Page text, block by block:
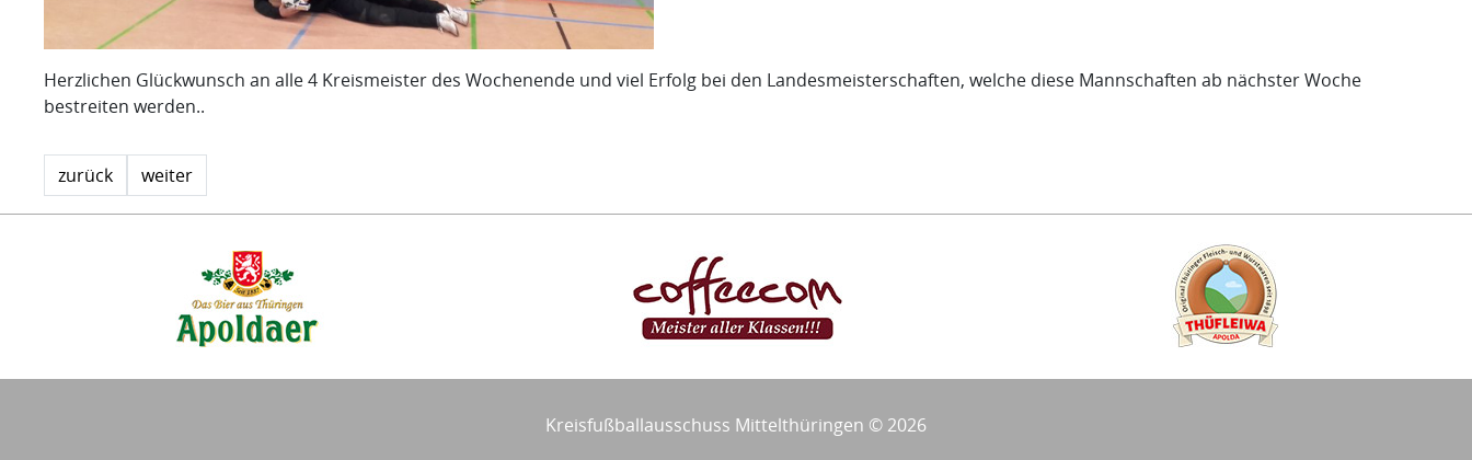
Herzlichen Glückwunsch an alle 4 Kreismeister des Wochenende und viel Erfolg bei den Landesmeisterschaften, welche diese Mannschaften ab nächster Woche
bestreiten werden..
zurück weiter
Kreisfußballausschuss Mittelthüringen © 2026